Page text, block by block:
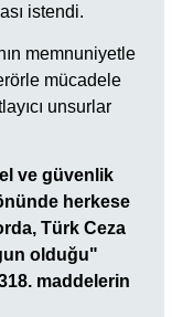
istendi.
memnuniyetle
mücadele
unsurlar
ve güvenlik
herkese
Türk Ceza
olduğu"
maddelerin